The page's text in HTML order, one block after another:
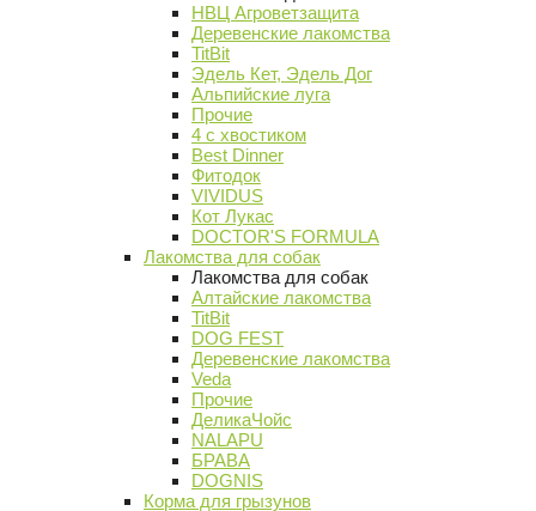
НВЦ Агроветзащита
Деревенские лакомства
TitBit
Эдель Кет, Эдель Дог
Альпийские луга
Прочие
4 с хвостиком
Best Dinner
Фитодок
VIVIDUS
Кот Лукас
DOCTOR'S FORMULA
Лакомства для собак
Лакомства для собак
Алтайские лакомства
TitBit
DOG FEST
Деревенские лакомства
Veda
Прочие
ДеликаЧойс
NALAPU
БРАВА
DOGNIS
Корма для грызунов